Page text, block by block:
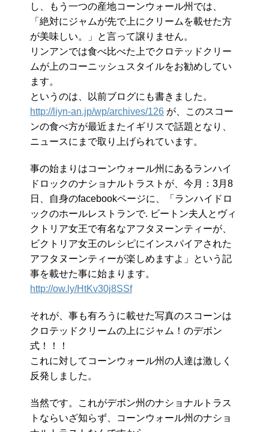
し、もう一つの産地コーンウォール州では、
「絶対にジャムが先で上にクリームを載せた方
が美味しい。」と言って譲りません。
リンアンでは食べ比べた上でクロテッドクリー
ムが上のコーニッシュスタイルをお勧めしてい
ます。
というのは、以前ブログにも書きました。
http://liyn-an.jp/wp/archives/126 が、このスコー
ンの食べ方が最近またイギリスで話題となり、
ニュースにまで取り上げられています。
事の始まりはコーンウォール州にあるランハイ
ドロックのナショナルトラストが、今月：3月8
日、自身のfacebookページに、「ランハイドロ
ックのホールレストランで. ビートン夫人とヴィ
クトリア女王で有名なアフタヌーンティーが、
ビクトリア女王のレシピにインスパイアされた
アフタヌーンティーが楽しめますよ」という記
事を載せた事に始まります。
http://ow.ly/HtKv30j8SSf
それが、事も有ろうに載せた写真のスコーンは
クロテッドクリームの上にジャム！のデボン
式！！！
これに対してコーンウォール州の人達は激しく
反発しました。
当然です。これがデボン州のナショナルトラス
トならいざ知らず、コーンウォール州のナショ